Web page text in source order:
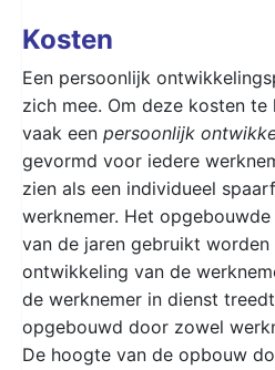
Kosten
Een persoonlijk
zich mee. Om deze kosten
vaak een persoonlijk
gevormd voor iedere
zien als een individueel
werknemer. Het
van de jaren gebruikt
ontwikkeling van de
de werknemer in dienst
opgebouwd door zowel
De hoogte van de opbouw